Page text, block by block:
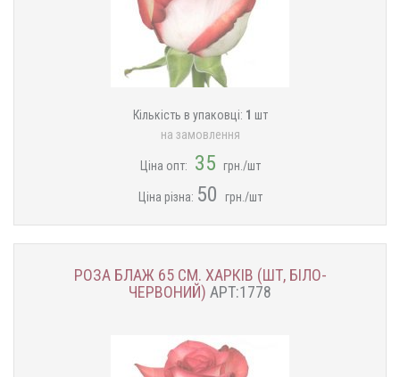
Кількість в упаковці: 1 шт
на замовлення
Ціна опт: 35 грн./шт
Ціна різна: 50 грн./шт
РОЗА БЛАЖ 65 СМ. ХАРКІВ (ШТ, БІЛО-
ЧЕРВОНИЙ) АРТ:1778